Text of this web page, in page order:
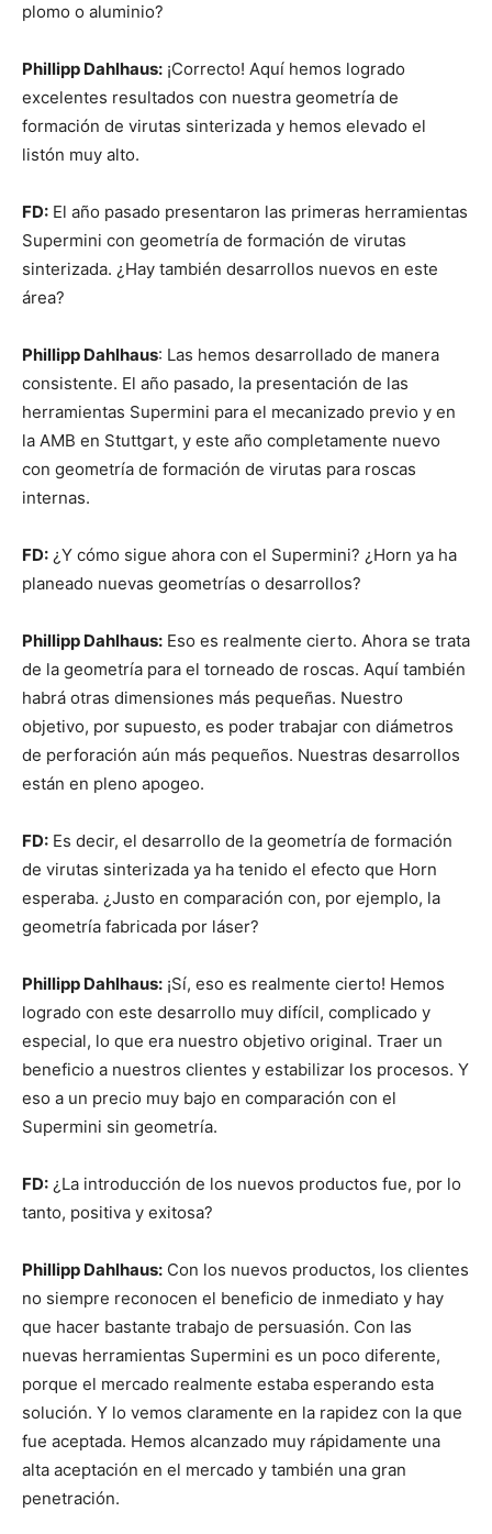
plomo o aluminio?
Phillipp Dahlhaus: ¡Correcto! Aquí hemos logrado
excelentes resultados con nuestra geometría de
formación de virutas sinterizada y hemos elevado el
listón muy alto.
FD: El año pasado presentaron las primeras herramientas
Supermini con geometría de formación de virutas
sinterizada. ¿Hay también desarrollos nuevos en este
área?
Phillipp Dahlhaus: Las hemos desarrollado de manera
consistente. El año pasado, la presentación de las
herramientas Supermini para el mecanizado previo y en
la AMB en Stuttgart, y este año completamente nuevo
con geometría de formación de virutas para roscas
internas.
FD: ¿Y cómo sigue ahora con el Supermini? ¿Horn ya ha
planeado nuevas geometrías o desarrollos?
Phillipp Dahlhaus: Eso es realmente cierto. Ahora se trata
de la geometría para el torneado de roscas. Aquí también
habrá otras dimensiones más pequeñas. Nuestro
objetivo, por supuesto, es poder trabajar con diámetros
de perforación aún más pequeños. Nuestras desarrollos
están en pleno apogeo.
FD: Es decir, el desarrollo de la geometría de formación
de virutas sinterizada ya ha tenido el efecto que Horn
esperaba. ¿Justo en comparación con, por ejemplo, la
geometría fabricada por láser?
Phillipp Dahlhaus: ¡Sí, eso es realmente cierto! Hemos
logrado con este desarrollo muy difícil, complicado y
especial, lo que era nuestro objetivo original. Traer un
beneficio a nuestros clientes y estabilizar los procesos. Y
eso a un precio muy bajo en comparación con el
Supermini sin geometría.
FD: ¿La introducción de los nuevos productos fue, por lo
tanto, positiva y exitosa?
Phillipp Dahlhaus: Con los nuevos productos, los clientes
no siempre reconocen el beneficio de inmediato y hay
que hacer bastante trabajo de persuasión. Con las
nuevas herramientas Supermini es un poco diferente,
porque el mercado realmente estaba esperando esta
solución. Y lo vemos claramente en la rapidez con la que
fue aceptada. Hemos alcanzado muy rápidamente una
alta aceptación en el mercado y también una gran
penetración.